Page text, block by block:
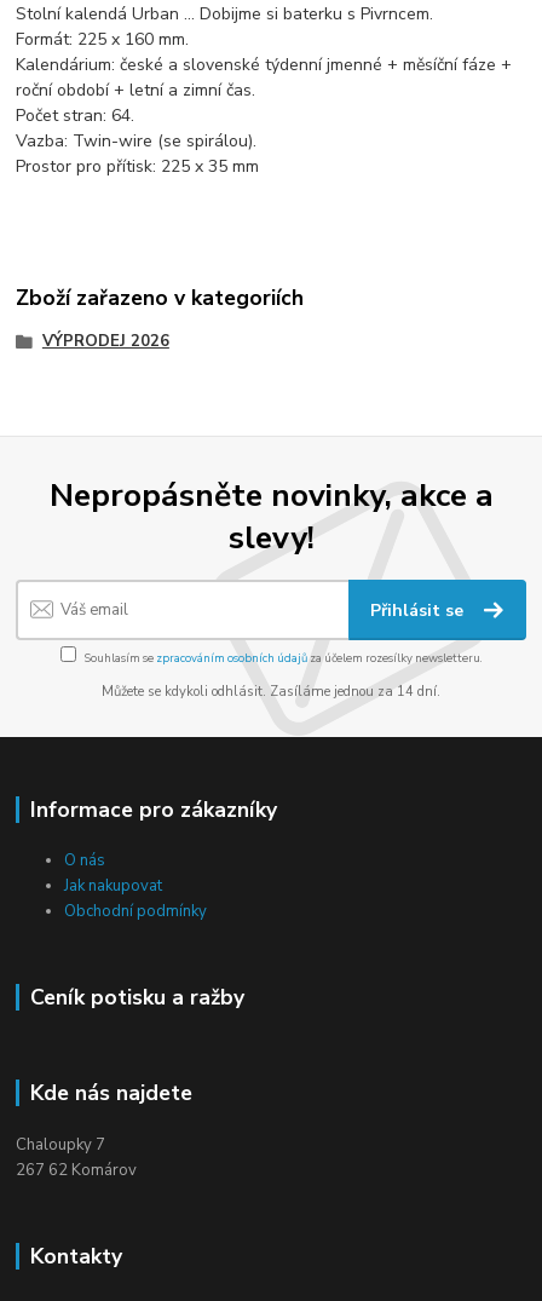
Stolní kalendá Urban ... Dobijme si baterku s Pivrncem.
Formát: 225 x 160 mm.
Kalendárium: české a slovenské týdenní jmenné + měsíční fáze +
roční období + letní a zimní čas.
Počet stran: 64.
Vazba: Twin-wire (se spirálou).
Prostor pro přítisk: 225 x 35 mm
Zboží zařazeno v kategoriích
VÝPRODEJ 2026
Nepropásněte novinky, akce a
slevy!
Přihlásit se
Souhlasím se zpracováním osobních údajůza účelem rozesílky newsletteru.
Můžete se kdykoli odhlásit. Zasíláme jednou za 14 dní.
Informace pro zákazníky
O nás
Jak nakupovat
Obchodní podmínky
Ceník potisku a ražby
Kde nás najdete
Chaloupky 7
267 62 Komárov
Kontakty